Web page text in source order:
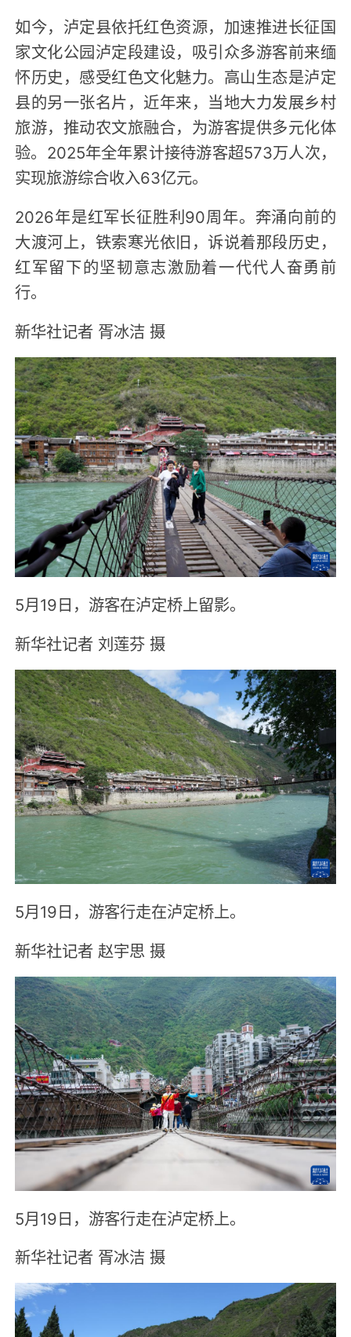
如今，泸定县依托红色资源，加速推进长征国
家文化公园泸定段建设，吸引众多游客前来缅
怀历史，感受红色文化魅力。高山生态是泸定
县的另一张名片，近年来，当地大力发展乡村
旅游，推动农文旅融合，为游客提供多元化体
验。2025年全年累计接待游客超573万人次，
实现旅游综合收入63亿元。
2026年是红军长征胜利90周年。奔涌向前的
大渡河上，铁索寒光依旧，诉说着那段历史，
红军留下的坚韧意志激励着一代代人奋勇前
行。
新华社记者 胥冰洁 摄
5月19日，游客在泸定桥上留影。
新华社记者 刘莲芬 摄
5月19日，游客行走在泸定桥上。
新华社记者 赵宇思 摄
5月19日，游客行走在泸定桥上。
新华社记者 胥冰洁 摄